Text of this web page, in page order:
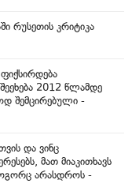
რუსეთის კრიტიკა
2012 წლამდე
შემცირებული -
და ვინც
მათ მიაკითხავს
არასდროს -